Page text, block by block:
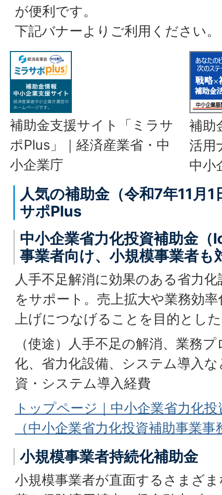
が便利です。
下記バナーよりご利用ください。
補助金支援サイト「ミラサ
ポPlus」｜経済産業省・中
小企業庁
補助
活用
中小
人気の補助金（令和7年11月
サポPlus
中小企業省力化投資補助金（
事業者向け、小規模事業者も
人手不足解消に効果のある省力
をサポート。売上拡大や業務効
上げにつなげることを目的とし
（使途）人手不足の解消、業務
化、省力化設備、システム導入
資・システム導入経費
トップページ｜中小企業省力化
（中小企業省力化投資補助事業事
小規模事業者持続化補助金
小規模事業者が直面するさまざ